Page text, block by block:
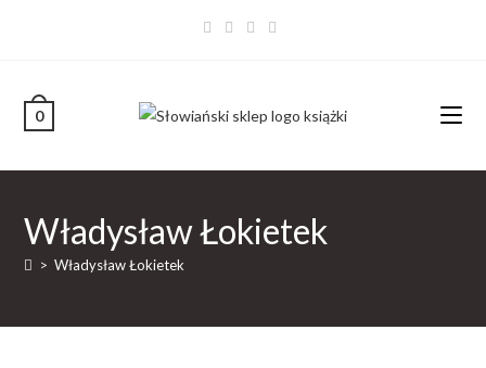
0
Władysław Łokietek
> Władysław Łokietek